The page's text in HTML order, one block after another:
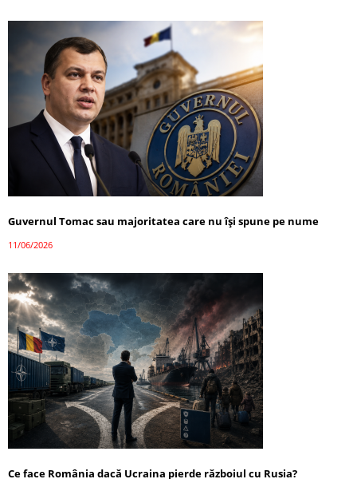
Guvernul Tomac sau majoritatea care nu își spune pe nume
11/06/2026
Ce face România dacă Ucraina pierde războiul cu Rusia?